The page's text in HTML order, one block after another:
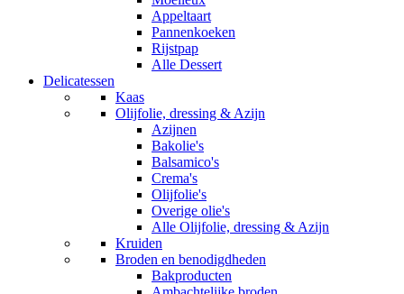
Appeltaart
Pannenkoeken
Rijstpap
Alle Dessert
Delicatessen
Kaas
Olijfolie, dressing & Azijn
Azijnen
Bakolie's
Balsamico's
Crema's
Olijfolie's
Overige olie's
Alle Olijfolie, dressing & Azijn
Kruiden
Broden en benodigdheden
Bakproducten